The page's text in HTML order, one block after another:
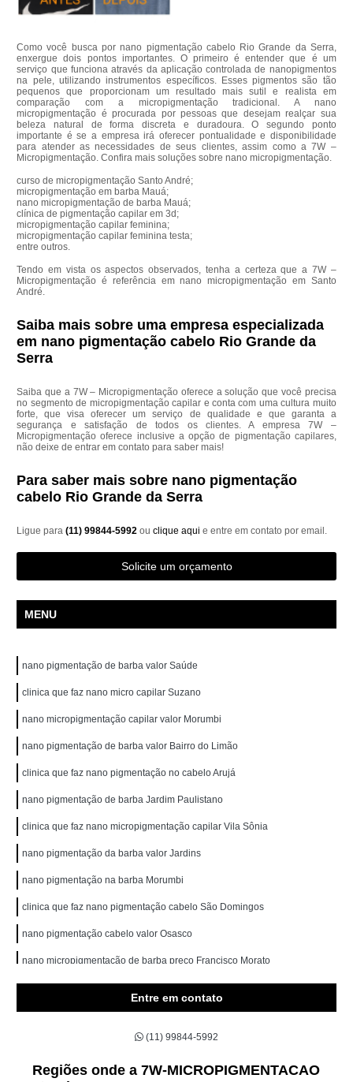
Como você busca por nano pigmentação cabelo Rio Grande da Serra,
enxergue dois pontos importantes. O primeiro é entender que é um
serviço que funciona através da aplicação controlada de nanopigmentos
na pele, utilizando instrumentos específicos. Esses pigmentos são tão
pequenos que proporcionam um resultado mais sutil e realista em
comparação com a micropigmentação tradicional. A nano
micropigmentação é procurada por pessoas que desejam realçar sua
beleza natural de forma discreta e duradoura. O segundo ponto
importante é se a empresa irá oferecer pontualidade e disponibilidade
para atender as necessidades de seus clientes, assim como a 7W –
Micropigmentação. Confira mais soluções sobre nano micropigmentação.
curso de micropigmentação Santo André;
micropigmentação em barba Mauá;
nano micropigmentação de barba Mauá;
clínica de pigmentação capilar em 3d;
micropigmentação capilar feminina;
micropigmentação capilar feminina testa;
entre outros.
Tendo em vista os aspectos observados, tenha a certeza que a 7W –
Micropigmentação é referência em nano micropigmentação em Santo
André.
Saiba mais sobre uma empresa especializada
em nano pigmentação cabelo Rio Grande da
Serra
Saiba que a 7W – Micropigmentação oferece a solução que você precisa
no segmento de micropigmentação capilar e conta com uma cultura muito
forte, que visa oferecer um serviço de qualidade e que garanta a
segurança e satisfação de todos os clientes. A empresa 7W –
Micropigmentação oferece inclusive a opção de pigmentação capilares,
não deixe de entrar em contato para saber mais!
Para saber mais sobre nano pigmentação
cabelo Rio Grande da Serra
Ligue para(11) 99844-5992ouclique aqui e entre em contato por email.
Solicite um orçamento
MENU
nano pigmentação de barba valor Saúde
clinica que faz nano micro capilar Suzano
nano micropigmentação capilar valor Morumbi
nano pigmentação de barba valor Bairro do Limão
clinica que faz nano pigmentação no cabelo Arujá
nano pigmentação de barba Jardim Paulistano
clinica que faz nano micropigmentação capilar Vila Sônia
nano pigmentação da barba valor Jardins
nano pigmentação na barba Morumbi
clinica que faz nano pigmentação cabelo São Domingos
nano pigmentação cabelo valor Osasco
nano micropigmentação de barba preço Francisco Morato
clinica que faz nano pigmentação na barba Poá
onde fazer nano pigmentação capilar Higienópolis
onde fazer nano pigmentação na barba Arujá
onde fazer nano pigmentação cabelo Butantã
Entre em contato
(11) 99844-5992
Regiões onde a 7W-MICROPIGMENTACAO